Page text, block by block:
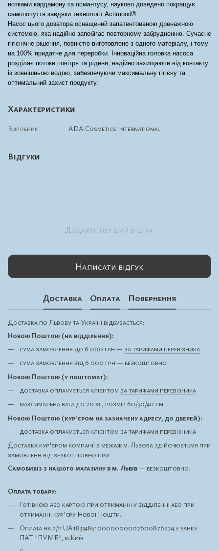
нотками кардамону та османтусу, науково доведено покращує
самопочуття завдяки технології Actimood®.
Насос цього дозатора оснащений запатентованою дренажною
системою, яка надійно запобігає повторному забрудненню. Сучасне
гігієнічне рішення, повністю виготовлене з одного матеріалу, і тому
на 100% придатне для переробки. Інноваційна головка насоса
розділяє потоки повітря та рідини, надійно захищаючи від контакту
із зовнішньою водою, забезпечуючи максимальну гігієну та
оптимальний захист продукту.
Характеристики
Виробник ADA Cosmetics International
Відгуки
Додайте перший відгук
Написати відгук
Доставка Оплата Повернення
Доставка по Львову та Україні відбувається:
Новою Поштою (на відділення):
сума замовлення до 6 000 грн — за тарифами перевізника
сума замовлення від 6 000 грн — безкоштовно
Новою Поштою (у поштомат):
доставка оплачується клієнтом за тарифами перевізника
максимальна вага до 20 кг, розмір 60/30/40 см
Новою Поштою (кур'єром на зазначену адресу, до дверей):
доставка оплачується клієнтом за тарифами перевізника
Доставка кур'єром компанії в межаж м. Львова здійснюєтьмя при
замовленн від зезкоштовно при
Самовивіз з нашого магазину в м. Львів— безкоштовно.
Оплата товару:
Готівкою або картою при отриманні у відділенні або при
отриманні кур'єру Нової Пошти.
Оплата на р/р UA183348510000000002600876224 у банку
ПАТ "ПУМБ", м.Київ